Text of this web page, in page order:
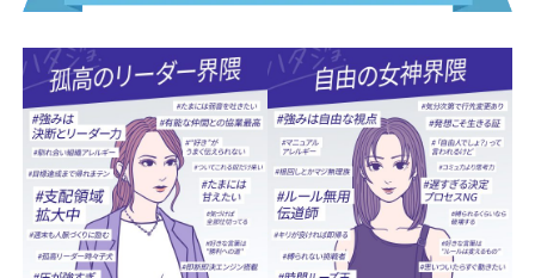
孤高のリーダー界隈
七転八起界隈
結果の鬼界隈
全権掌握界隈
ツンデレ界隈
アドリブ界隈
タイパ界隈